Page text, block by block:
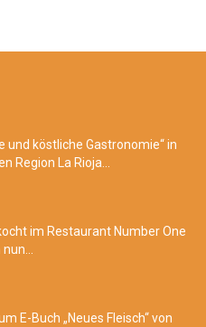
und köstliche Gastronomie“ in
Region La Rioja...
im Restaurant Number One
E-Buch „Neues Fleisch“ von